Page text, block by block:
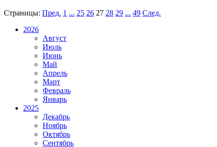
Страницы: Пред. 1 ... 25 26 27 28 29 ... 49 След.
2026
Август
Июль
Июнь
Май
Апрель
Март
Февраль
Январь
2025
Декабрь
Ноябрь
Октябрь
Сентябрь